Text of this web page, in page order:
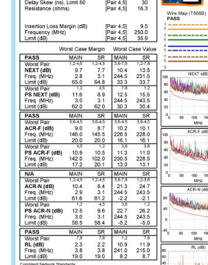
Дисбаланс сопротивления - 5%.
Волновое сопротивление - 100
Емкостной дисбаланс пары по
пФ/100 м.
ОСОБЕННОСТИ
Самое главное правило при монтаже
витая пара должна выдерживать
допустимый радиус изгиба, который
внешних диаметров самого кабеля.
сильней, то это может привести к
внешние наводки на сигнал и может
кабеля.
Конкретных требований к
витой пары, на которую должна быть
при монтаже, не существует.
Есть мнение, что каждый монтажник,